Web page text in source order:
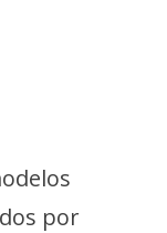
por